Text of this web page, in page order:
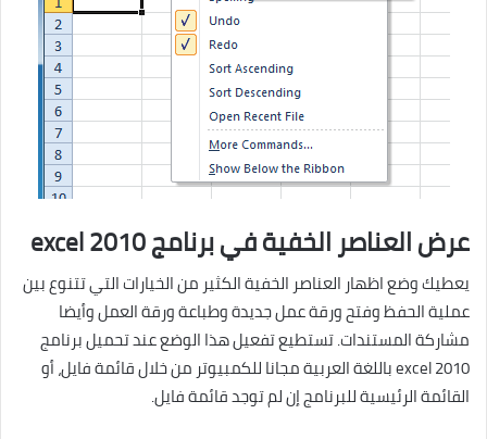
عرض العناصر الخفية في برنامج excel 2010
يعطيك وضع اظهار العناصر الخفية الكثير من الخيارات التي تتنوع بين
عملية الحفظ وفتح ورقة عمل جديدة وطباعة ورقة العمل وأيضا
مشاركة المستندات. تستطيع تفعيل هذا الوضع عند تحميل برنامج
excel 2010 باللغة العربية مجانا للكمبيوتر من خلال قائمة فايل، أو
القائمة الرئيسية للبرنامج إن لم توجد قائمة فايل.